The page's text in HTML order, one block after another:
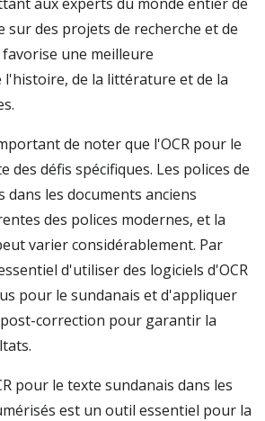
sur des projets de recherche et de
une meilleure
l'histoire, de la littérature et de la
de noter que l'OCR pour le
des défis spécifiques. Les polices de
dans les documents anciens
des polices modernes, et la
varier considérablement. Par
d'utiliser des logiciels d'OCR
pour le sundanais et d'appliquer
correction pour garantir la
pour le texte sundanais dans les
est un outil essentiel pour la